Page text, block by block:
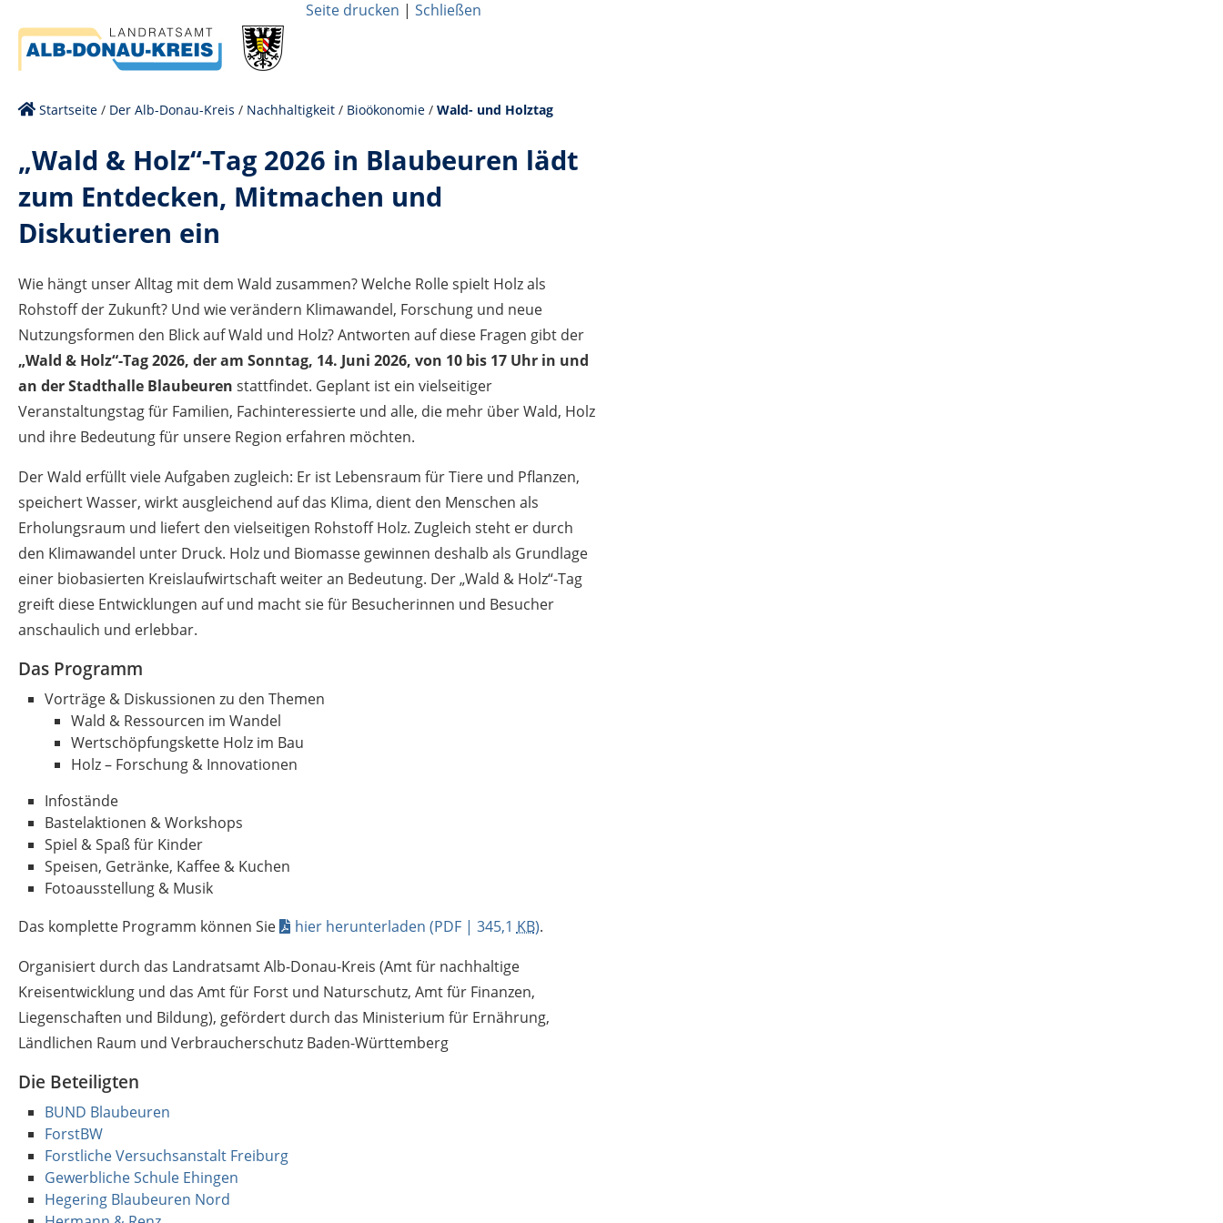
Seite drucken | Schließen
Startseite / Der Alb-Donau-Kreis / Nachhaltigkeit / Bioökonomie /Wald- und Holztag
„Wald & Holz“-Tag 2026 in Blaubeuren lädt
zum Entdecken, Mitmachen und
Diskutieren ein
Wie hängt unser Alltag mit dem Wald zusammen? Welche Rolle spielt Holz als
Rohstoff der Zukunft? Und wie verändern Klimawandel, Forschung und neue
Nutzungsformen den Blick auf Wald und Holz? Antworten auf diese Fragen gibt der
„Wald & Holz“-Tag 2026, der am Sonntag, 14. Juni 2026, von 10 bis 17 Uhr in und
an der Stadthalle Blaubeuren stattfindet. Geplant ist ein vielseitiger
Veranstaltungstag für Familien, Fachinteressierte und alle, die mehr über Wald, Holz
und ihre Bedeutung für unsere Region erfahren möchten.
Der Wald erfüllt viele Aufgaben zugleich: Er ist Lebensraum für Tiere und Pflanzen,
speichert Wasser, wirkt ausgleichend auf das Klima, dient den Menschen als
Erholungsraum und liefert den vielseitigen Rohstoff Holz. Zugleich steht er durch
den Klimawandel unter Druck. Holz und Biomasse gewinnen deshalb als Grundlage
einer biobasierten Kreislaufwirtschaft weiter an Bedeutung. Der „Wald & Holz“-Tag
greift diese Entwicklungen auf und macht sie für Besucherinnen und Besucher
anschaulich und erlebbar.
Das Programm
Vorträge & Diskussionen zu den Themen
Wald & Ressourcen im Wandel
Wertschöpfungskette Holz im Bau
Holz – Forschung & Innovationen
Infostände
Bastelaktionen & Workshops
Spiel & Spaß für Kinder
Speisen, Getränke, Kaffee & Kuchen
Fotoausstellung & Musik
Das komplette Programm können Sie
hier herunterladen (PDF | 345,1 KB).
Organisiert durch das Landratsamt Alb-Donau-Kreis (Amt für nachhaltige
Kreisentwicklung und das Amt für Forst und Naturschutz, Amt für Finanzen,
Liegenschaften und Bildung), gefördert durch das Ministerium für Ernährung,
Ländlichen Raum und Verbraucherschutz Baden-Württemberg
Die Beteiligten
BUND Blaubeuren
ForstBW
Forstliche Versuchsanstalt Freiburg
Gewerbliche Schule Ehingen
Hegering Blaubeuren Nord